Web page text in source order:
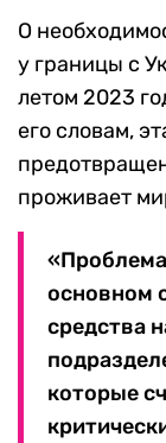
О
у границы с
летом 2023
его словам,
проживает
основном
средства
которые